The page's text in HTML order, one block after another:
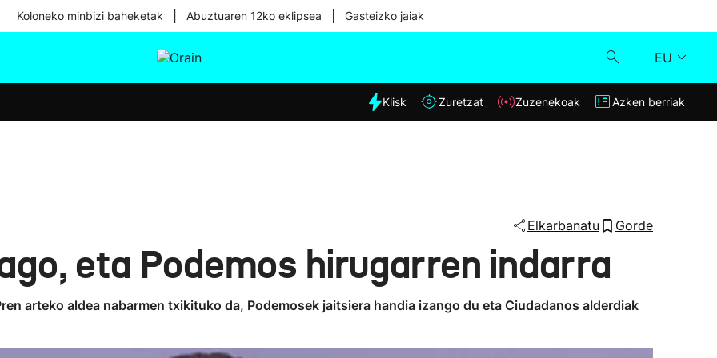
Koloneko minbizi baheketak Abuztuaren 12ko eklipsea Gasteizko jaiak
EU
Eguraldia
Klisk
Azken berriak
Klisk Zuretzat Zuzenekoak Azken berriak
Elkarbanatu Gorde
eta Podemos hirugarren indarra
arteko aldea nabarmen txikituko da, Podemosek jaitsiera handia izango du eta Ciudadanos alderdiak